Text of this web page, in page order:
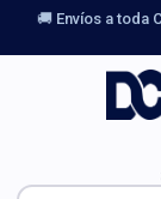
🚚 Envíos a toda